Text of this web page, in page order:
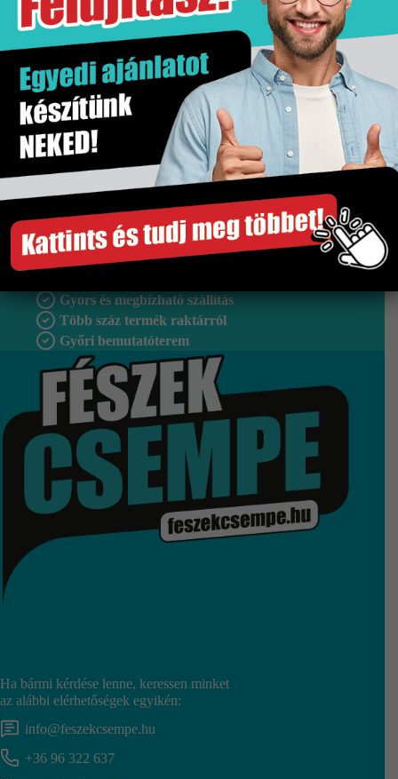
Fagyálló Nem
Hatás Márvány hatás
Kiszerelés 1.2 m2
Mennyiségi egység m2
Méret 333×900 mm
Falburkolat
Gyors és megbízható szállítás
Több száz termék raktárról
Győri bemutatóterem
Ha bármi kérdése lenne, keressen minket
az alábbi elérhetőségek egyikén:
info@feszekcsempe.hu
+36 96 322 637